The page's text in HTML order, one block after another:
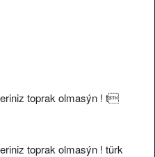
toprak olmasýn ! t
toprak olmasýn ! türk